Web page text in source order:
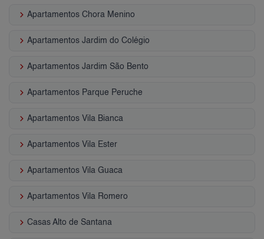
keyboard_arrow_right Apartamentos Chora Menino
keyboard_arrow_right Apartamentos Jardim do Colégio
keyboard_arrow_right Apartamentos Jardim São Bento
keyboard_arrow_right Apartamentos Parque Peruche
keyboard_arrow_right Apartamentos Vila Bianca
keyboard_arrow_right Apartamentos Vila Ester
keyboard_arrow_right Apartamentos Vila Guaca
keyboard_arrow_right Apartamentos Vila Romero
keyboard_arrow_right Casas Alto de Santana